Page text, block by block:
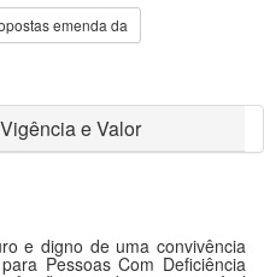
emenda da
e Valor
e digno de uma convivência
Pessoas Com Deficiência